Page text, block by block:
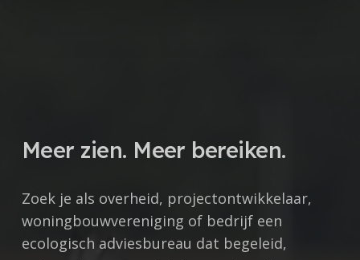
Meer zien. Meer bereiken.
Zoek je als overheid, projectontwikkelaar,
woningbouwvereniging of bedrijf een
ecologisch adviesbureau dat begeleid,